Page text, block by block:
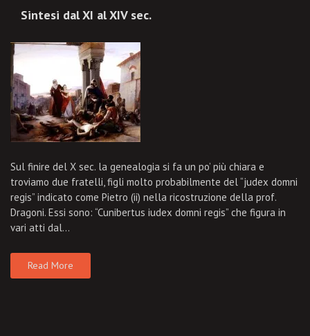
Sintesi dal XI al XIV sec.
Sul finire del X sec. la genealogia si fa un po’ più chiara e
troviamo due fratelli, figli molto probabilmente del “judex domni
regis” indicato come Pietro (ii) nella ricostruzione della prof.
Dragoni. Essi sono: “Cunibertus iudex domni regis” che figura in
vari atti dal…
Read More